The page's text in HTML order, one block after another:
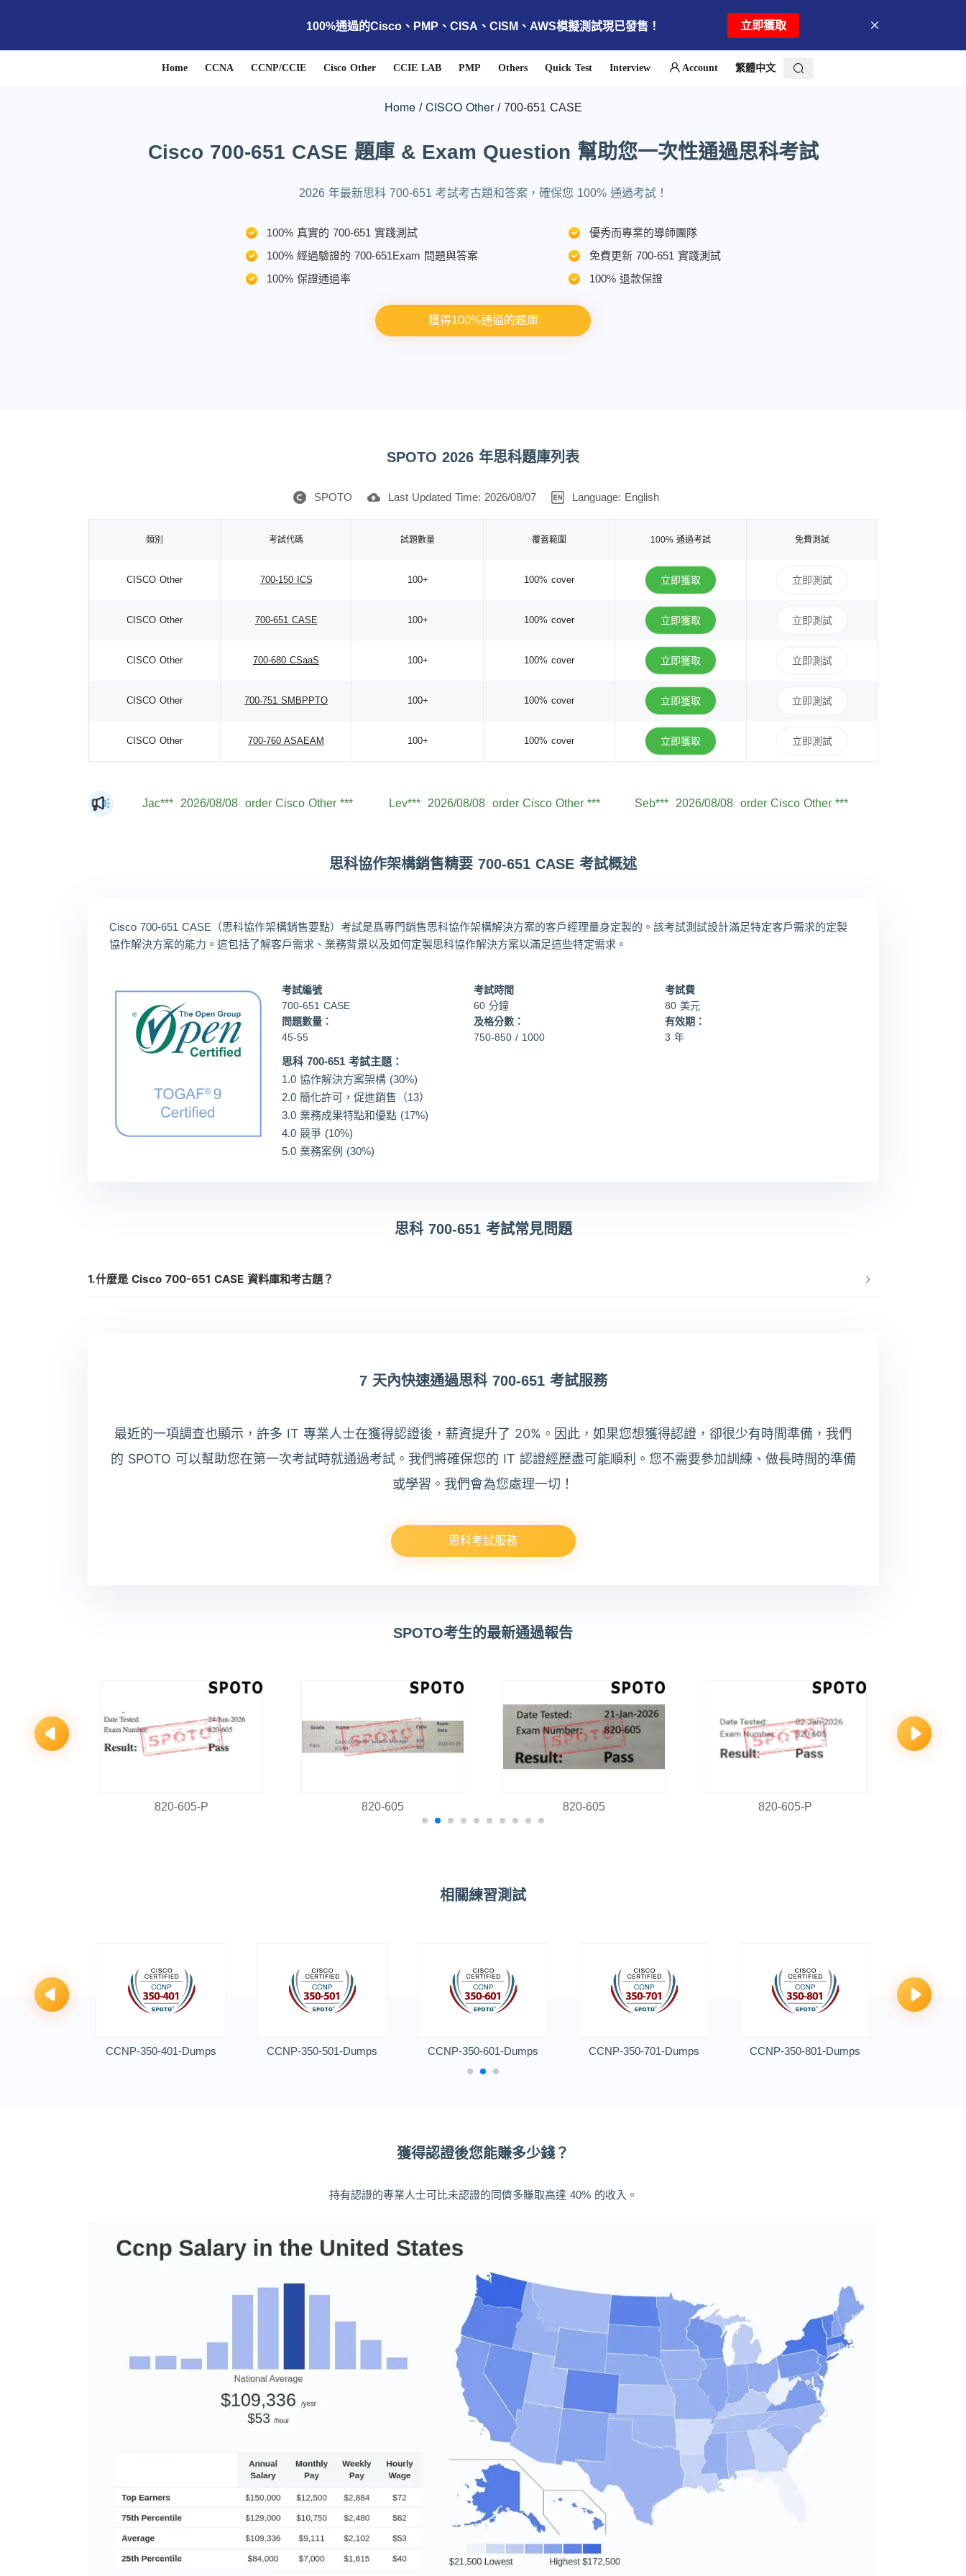
100%通過的Cisco、PMP、CISA、CISM、AWS模擬測試現已發售！ 立即獲取
Home CCNA CCNP/CCIE Cisco Other CCIE LAB PMP Others Quick Test Interview Account 繁體中文
Home CISCO Other 700-651 CASE
Cisco 700-651 CASE 題庫 & Exam Question 幫助您一次性通過思科考試
2026 年最新思科 700-651 考試考古題和答案，確保您 100% 通過考試！
100% 真實的 700-651 實踐測試
100% 經過驗證的 700-651Exam 問題與答案
100% 保證通過率
優秀而專業的導師團隊
免費更新 700-651 實踐測試
100% 退款保證
獲得100%通過的題庫
SPOTO 2026 年思科題庫列表
SPOTO Last Updated Time: 2026/08/07 Language: English
類別 考試代碼 試題數量 覆蓋範圍 100% 通過考試 免費測試
CISCO Other 700-150 ICS 100+ 100% cover 立即獲取 立即測試
CISCO Other 700-651 CASE 100+ 100% cover 立即獲取 立即測試
CISCO Other 700-680 CSaaS 100+ 100% cover 立即獲取 立即測試
CISCO Other 700-751 SMBPPTO 100+ 100% cover 立即獲取 立即測試
CISCO Other 700-760 ASAEAM 100+ 100% cover 立即獲取 立即測試
Jac*** 2026/08/08 order Cisco Other *** Lev*** 2026/08/08 order Cisco Other *** Seb*** 2026/08/08 order Cisco Other ***
order Cisco Other *** Aid*** 2026/08/08 order Cisco Other *** Sam***
Luc*** 2026/08/08 order Cisco Other *** Hen*** 2026/08/08 order Cisco Other *** Ale*** 2026/08/08 order Cisco Other ***
思科協作架構銷售精要 700-651 CASE 考試概述
Cisco 700-651 CASE（思科協作架構銷售要點）考試是爲專門銷售思科協作架構解決方案的客戶經理量身定製的。該考試測試設計滿足特定客戶需求的定製
協作解決方案的能力。這包括了解客戶需求、業務背景以及如何定製思科協作解決方案以滿足這些特定需求。
考試編號
700-651 CASE
考試時間
60 分鐘
考試費
80 美元
問題數量：
45-55
及格分數：
750-850 / 1000
有效期：
3 年
思科 700-651 考試主題：
1.0 協作解決方案架構 (30%)
2.0 簡化許可，促進銷售（13）
3.0 業務成果特點和優點 (17%)
4.0 競爭 (10%)
5.0 業務案例 (30%)
思科 700-651 考試常見問題
1.什麼是 Cisco 700-651 CASE 資料庫和考古題？
7 天內快速通過思科 700-651 考試服務
最近的一項調查也顯示，許多 IT 專業人士在獲得認證後，薪資提升了 20%。因此，如果您想獲得認證，卻很少有時間準備，我們
的 SPOTO 可以幫助您在第一次考試時就通過考試。我們將確保您的 IT 認證經歷盡可能順利。您不需要參加訓練、做長時間的準備
或學習。我們會為您處理一切！
思科考試服務
SPOTO考生的最新通過報告
820-605-P 820-605 820-605 820-605-P
相關練習測試
CCNP-350-401-Dumps CCNP-350-501-Dumps CCNP-350-601-Dumps CCNP-350-701-Dumps CCNP-350-801-Dumps
獲得認證後您能賺多少錢？
持有認證的專業人士可比未認證的同儕多賺取高達 40% 的收入。